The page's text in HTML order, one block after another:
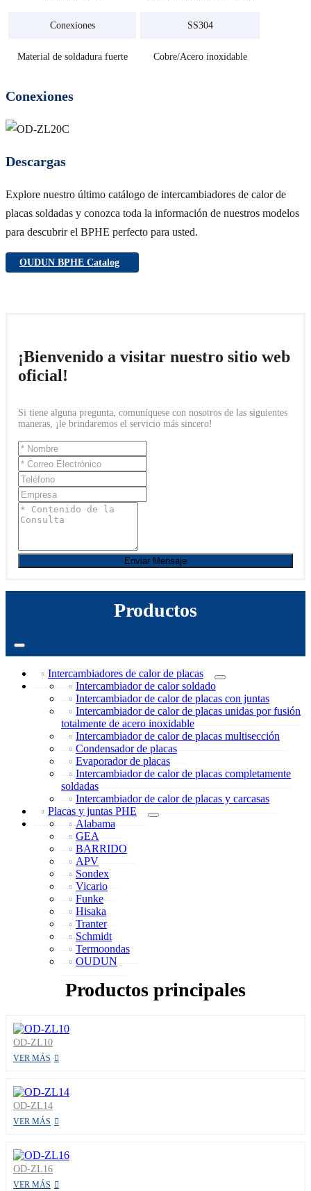
Conexiones SS304
Material de soldadura fuerte Cobre/Acero inoxidable
Conexiones
Descargas
Explore nuestro último catálogo de intercambiadores de calor de
placas soldadas y conozca toda la información de nuestros modelos
para descubrir el BPHE perfecto para usted.
OUDUN BPHE Catalog
¡Bienvenido a visitar nuestro sitio web
oficial!
Si tiene alguna pregunta, comuníquese con nosotros de las siguientes
maneras, ¡le brindaremos el servicio más sincero!
Enviar Mensaje
Productos
Intercambiadores de calor de placas
Intercambiador de calor soldado
Intercambiador de calor de placas con juntas
Intercambiador de calor de placas unidas por fusión
totalmente de acero inoxidable
Intercambiador de calor de placas multisección
Condensador de placas
Evaporador de placas
Intercambiador de calor de placas completamente
soldadas
Intercambiador de calor de placas y carcasas
Placas y juntas PHE
Alabama
GEA
BARRIDO
APV
Sondex
Vicario
Funke
Hisaka
Tranter
Schmidt
Termoondas
OUDUN
Productos principales
OD-ZL10
VER MÁS
OD-ZL14
VER MÁS
OD-ZL16
VER MÁS